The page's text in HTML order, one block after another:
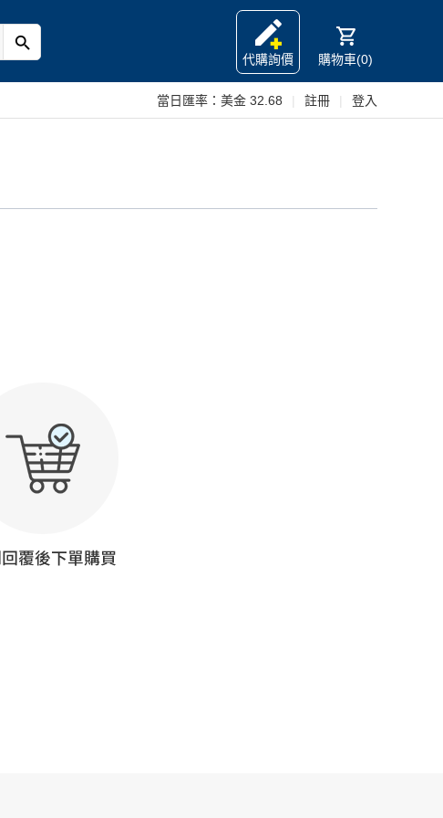
代購詢價
購物車(0)
當日匯率： 美金 32.68 註冊 登入